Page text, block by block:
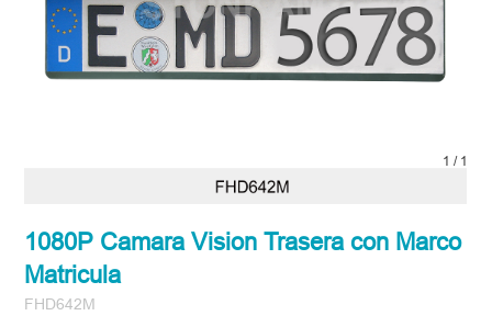
1 / 1
1080P Camara Vision Trasera con Marco
Matricula
FHD642M